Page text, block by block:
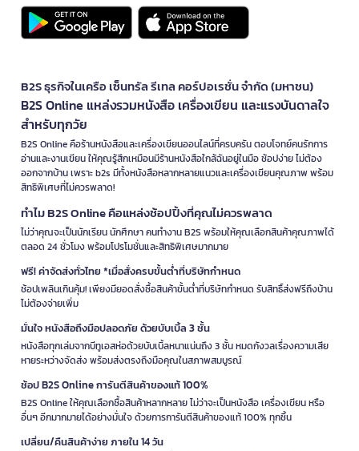
B2S ธุรกิจในเครือ เซ็นทรัล รีเทล คอร์ปอเรชั่น จำกัด (มหาชน)
B2S Online แหล่งรวมหนังสือ เครื่องเขียน และแรงบันดาลใจ
สำหรับทุกวัย
B2S Online คือร้านหนังสือและเครื่องเขียนออนไลน์ที่ครบครัน ตอบโจทย์คนรักการ
อ่านและงานเขียน ให้คุณรู้สึกเหมือนมีร้านหนังสือใกล้ฉันอยู่ในมือ ช้อปง่าย ไม่ต้อง
ออกจากบ้าน เพราะ b2s มีทั้งหนังสือหลากหลายแนวและเครื่องเขียนคุณภาพ พร้อม
สิทธิพิเศษที่ไม่ควรพลาด!
ทำไม B2S Online คือแหล่งช้อปปิ้งที่คุณไม่ควรพลาด
ไม่ว่าคุณจะเป็นนักเรียน นักศึกษา คนทำงาน B2S พร้อมให้คุณเลือกสินค้าคุณภาพได้
ตลอด 24 ชั่วโมง พร้อมโปรโมชั่นและสิทธิพิเศษมากมาย
ฟรี! ค่าจัดส่งทั่วไทย *เมื่อสั่งครบขั้นต่ำที่บริษัทกำหนด
ช้อปเพลินเกินคุ้ม! เพียงมียอดสั่งซื้อสินค้าขั้นต่ำที่บริษัทกำหนด รับสิทธิ์ส่งฟรีถึงบ้าน
ไม่ต้องจ่ายเพิ่ม
มั่นใจ หนังสือถึงมือปลอดภัย ด้วยบับเบิ้ล 3 ชั้น
หนังสือทุกเล่มจากบีทูเอสห่อด้วยบับเบิ้ลหนาแน่นถึง 3 ชั้น หมดกังวลเรื่องความเสีย
หายระหว่างจัดส่ง พร้อมส่งตรงถึงมือคุณในสภาพสมบูรณ์
ช้อป B2S Online การันตีสินค้าของแท้ 100%
B2S Online ให้คุณเลือกซื้อสินค้าหลากหลาย ไม่ว่าจะเป็นหนังสือ เครื่องเขียน หรือ
อื่นๆ อีกมากมายได้อย่างมั่นใจ ด้วยการการันตีสินค้าของแท้ 100% ทุกชิ้น
เปลี่ยน/คืนสินค้าง่าย ภายใน 14 วัน